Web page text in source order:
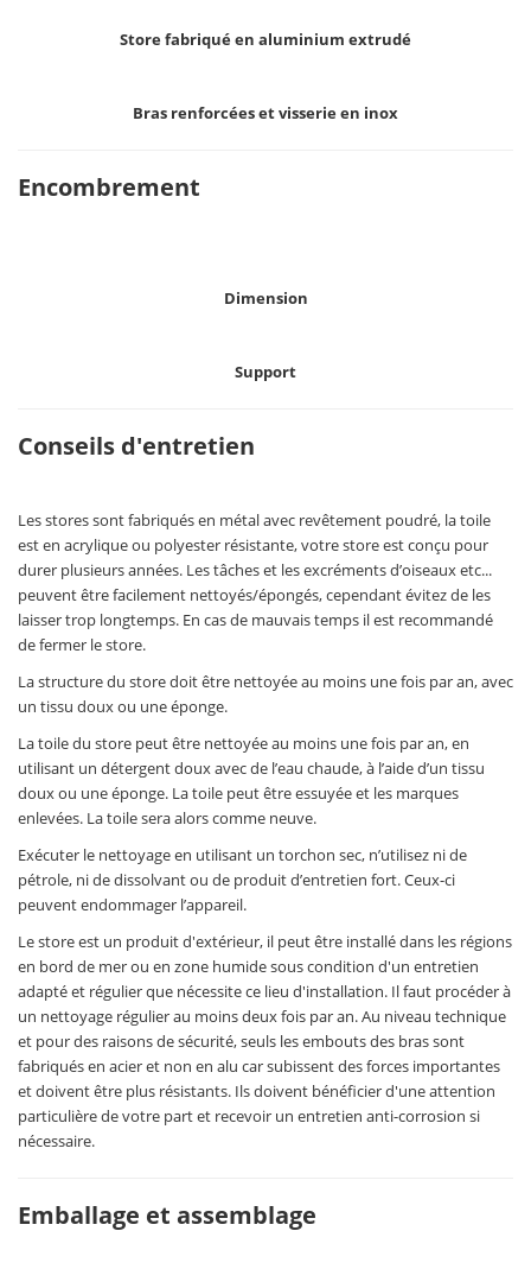
Store fabriqué en aluminium extrudé
Bras renforcées et visserie en inox
Encombrement
Dimension
Support
Conseils d'entretien
Les stores sont fabriqués en métal avec revêtement poudré, la toile
est en acrylique ou polyester résistante, votre store est conçu pour
durer plusieurs années. Les tâches et les excréments d’oiseaux etc...
peuvent être facilement nettoyés/épongés, cependant évitez de les
laisser trop longtemps. En cas de mauvais temps il est recommandé
de fermer le store.
La structure du store doit être nettoyée au moins une fois par an, avec
un tissu doux ou une éponge.
La toile du store peut être nettoyée au moins une fois par an, en
utilisant un détergent doux avec de l’eau chaude, à l’aide d’un tissu
doux ou une éponge. La toile peut être essuyée et les marques
enlevées. La toile sera alors comme neuve.
Exécuter le nettoyage en utilisant un torchon sec, n’utilisez ni de
pétrole, ni de dissolvant ou de produit d’entretien fort. Ceux-ci
peuvent endommager l’appareil.
Le store est un produit d'extérieur, il peut être installé dans les régions
en bord de mer ou en zone humide sous condition d'un entretien
adapté et régulier que nécessite ce lieu d'installation. Il faut procéder à
un nettoyage régulier au moins deux fois par an. Au niveau technique
et pour des raisons de sécurité, seuls les embouts des bras sont
fabriqués en acier et non en alu car subissent des forces importantes
et doivent être plus résistants. Ils doivent bénéficier d'une attention
particulière de votre part et recevoir un entretien anti-corrosion si
nécessaire.
Emballage et assemblage